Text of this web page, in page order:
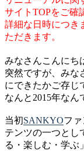
サイトTOPをご確
詳細な日時につき
ただきます。
みなさんこんにち
突然ですが、みな
にできたかご存じ
なんと2015年なん
当初SANKYOフ
テンツの一つとし
る・楽しむ・学ぶ